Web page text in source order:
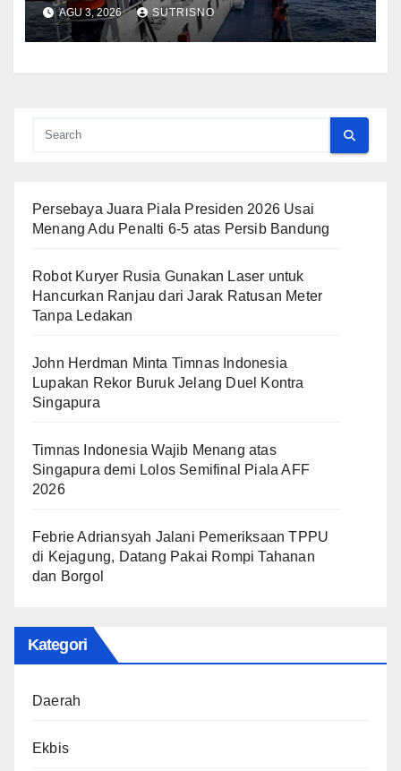
AGU 3, 2026 SUTRISNO
Persebaya Juara Piala Presiden 2026 Usai
Menang Adu Penalti 6-5 atas Persib Bandung
Robot Kuryer Rusia Gunakan Laser untuk
Hancurkan Ranjau dari Jarak Ratusan Meter
Tanpa Ledakan
John Herdman Minta Timnas Indonesia
Lupakan Rekor Buruk Jelang Duel Kontra
Singapura
Timnas Indonesia Wajib Menang atas
Singapura demi Lolos Semifinal Piala AFF
2026
Febrie Adriansyah Jalani Pemeriksaan TPPU
di Kejagung, Datang Pakai Rompi Tahanan
dan Borgol
Kategori
Daerah
Ekbis